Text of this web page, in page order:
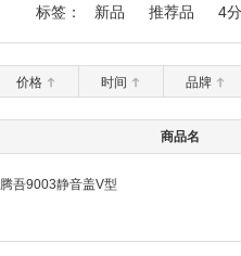
标签： 新品 推荐品
4
九牧王6004马桶
价格 时间 品牌
商品名
腾吾9003静音盖V型